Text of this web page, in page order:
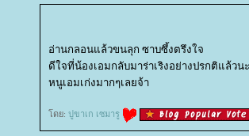
อ่านกลอนแล้วขนลุก ซาบซึ้งตรึงใจ
ดีใจที่น้องเอมกลับมาร่าเริงอย่างปรกติแล้วน
หนูเอมเก่งมากๆเลยจ้า
ดย: ปูขาเก เซมารู